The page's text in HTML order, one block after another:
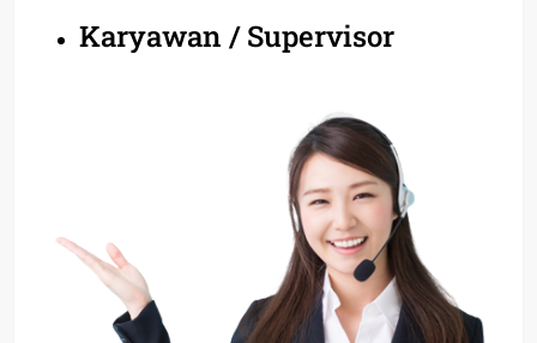
Karyawan / Supervisor